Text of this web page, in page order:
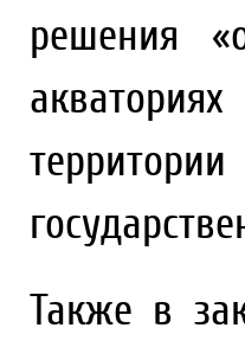
решения
Также в